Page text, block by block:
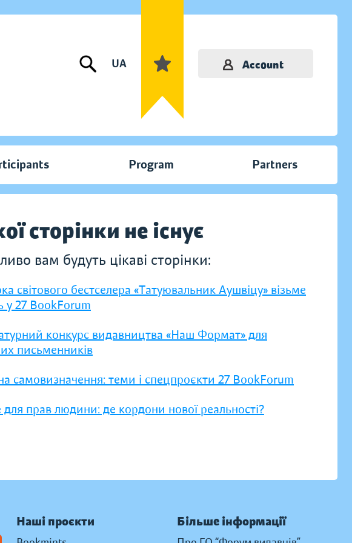
UA Account
Program Partners
сторінки не існує
вам будуть цікаві сторінки:
світового бестселера «Татуювальник Аушвіцу» візьме
у 27 BookForum
конкурс видавництва «Наш Формат» для
письменників
самовизначення: теми і спецпроєкти 27 BookForum
для прав людини: де кордони нової реальності?
Наші проєкти Більше інформації